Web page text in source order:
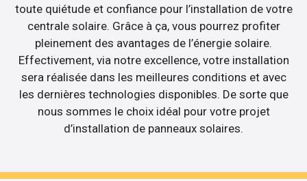
toute quiétude et confiance pour l’installation de votre
centrale solaire. Grâce à ça, vous pourrez profiter
pleinement des avantages de l’énergie solaire.
Effectivement, via notre excellence, votre installation
sera réalisée dans les meilleures conditions et avec
les dernières technologies disponibles. De sorte que
nous sommes le choix idéal pour votre projet
d’installation de panneaux solaires.